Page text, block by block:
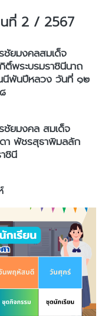
นที่ 2 / 2567
ชัยมงคลสมเด็จ
ติ์พระบรมราชินีนาถ
นีพันปีหลวง วันที่ ๑๒
ชัยมงคล สมเด็จ
ดา พัชรสุธาพิมลลัก
ชินี